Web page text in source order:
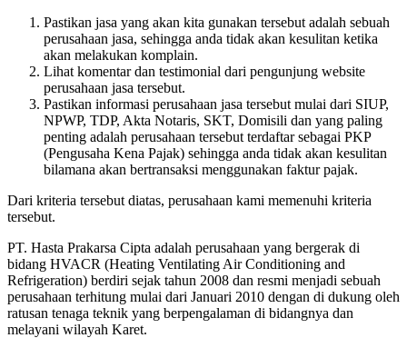
Pastikan jasa yang akan kita gunakan tersebut adalah sebuah
perusahaan jasa, sehingga anda tidak akan kesulitan ketika
akan melakukan komplain.
Lihat komentar dan testimonial dari pengunjung website
perusahaan jasa tersebut.
Pastikan informasi perusahaan jasa tersebut mulai dari SIUP,
NPWP, TDP, Akta Notaris, SKT, Domisili dan yang paling
penting adalah perusahaan tersebut terdaftar sebagai PKP
(Pengusaha Kena Pajak) sehingga anda tidak akan kesulitan
bilamana akan bertransaksi menggunakan faktur pajak.
Dari kriteria tersebut diatas, perusahaan kami memenuhi kriteria
tersebut.
PT. Hasta Prakarsa Cipta adalah perusahaan yang bergerak di
bidang HVACR (Heating Ventilating Air Conditioning and
Refrigeration) berdiri sejak tahun 2008 dan resmi menjadi sebuah
perusahaan terhitung mulai dari Januari 2010 dengan di dukung oleh
ratusan tenaga teknik yang berpengalaman di bidangnya dan
melayani wilayah Karet.